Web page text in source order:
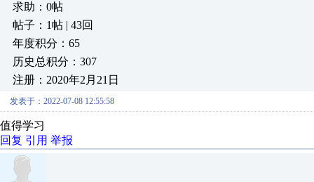
求助：0帖
帖子：1帖 | 43回
年度积分：65
历史总积分：307
注册：2020年2月21日
发表于：2022-07-08 12:55:58
值得学习
回复 引用 举报